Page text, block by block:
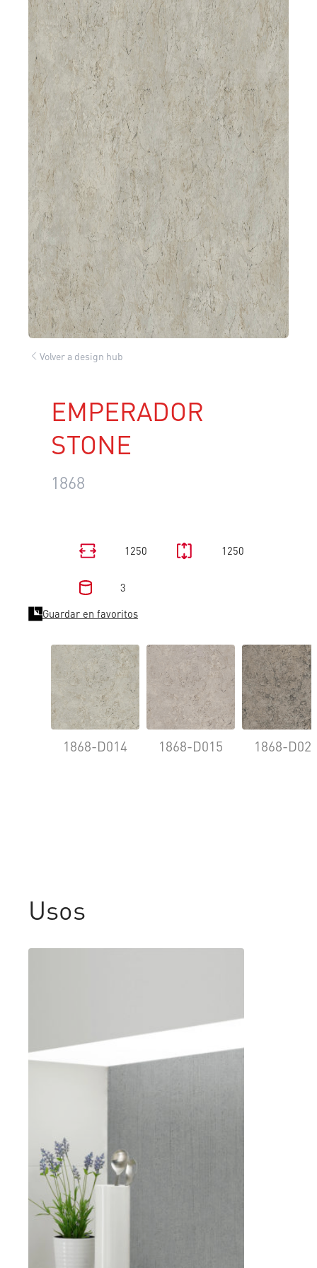
Volver a design hub
EMPERADOR
STONE
1868
1250 1250
3
Guardar en favoritos
1868-D014 1868-D015 1868-
Usos